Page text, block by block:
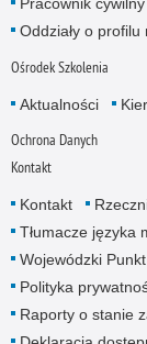
Pracownik cywilny
Oddziały o
Ośrodek Szkolenia
Aktualności
Ochrona Danych
Kontakt
Kontakt
Tłumacze języka
Wojewódzki
Polityka
Raporty o stanie